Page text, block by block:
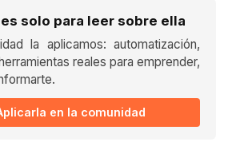
es solo para leer sobre ella
la aplicamos: automatización,
reales para emprender,
en la comunidad